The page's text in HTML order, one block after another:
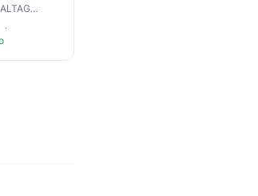
Patin
VILLA ALTAGRACIA
·